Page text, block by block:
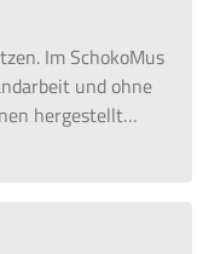
Im SchokoMus
und ohne
hergestellt…